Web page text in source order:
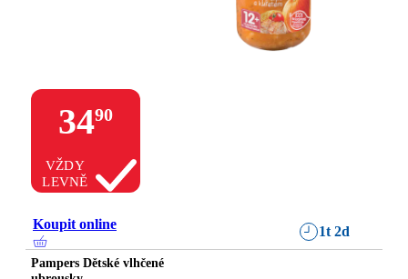
3490
VŽDY
LEVNĚ
Koupit online 1t 2d
Pampers Dětské vlhčené